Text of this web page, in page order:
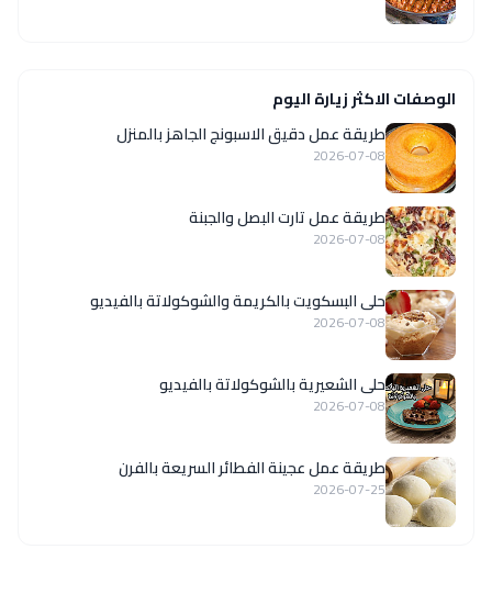
الوصفات الاكثر زيارة اليوم
طريقة عمل دقيق الاسبونج الجاهز بالمنزل
2026-07-08
طريقة عمل تارت البصل والجبنة
2026-07-08
حلى البسكويت بالكريمة والشوكولاتة بالفيديو
2026-07-08
حلى الشعيرية بالشوكولاتة بالفيديو
2026-07-08
طريقة عمل عجينة الفطائر السريعة بالفرن
2026-07-25